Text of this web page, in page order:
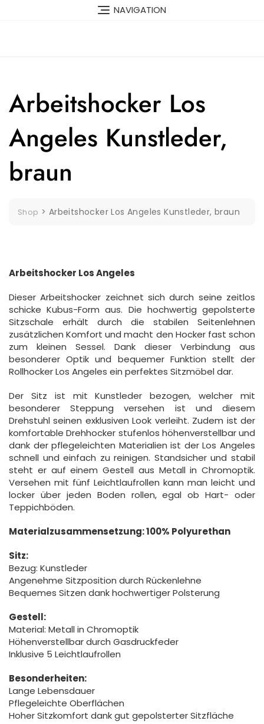
NAVIGATION
Arbeitshocker Los
Angeles Kunstleder,
braun
Shop > Arbeitshocker Los Angeles Kunstleder, braun
Arbeitshocker Los Angeles
Dieser Arbeitshocker zeichnet sich durch seine zeitlos
schicke Kubus-Form aus. Die hochwertig gepolsterte
Sitzschale erhält durch die stabilen Seitenlehnen
zusätzlichen Komfort und macht den Hocker fast schon
zum kleinen Sessel. Dank dieser Verbindung aus
besonderer Optik und bequemer Funktion stellt der
Rollhocker Los Angeles ein perfektes Sitzmöbel dar.
Der Sitz ist mit Kunstleder bezogen, welcher mit
besonderer Steppung versehen ist und diesem
Drehstuhl seinen exklusiven Look verleiht. Zudem ist der
komfortable Drehhocker stufenlos höhenverstellbar und
dank der pflegeleichten Materialien ist der Los Angeles
schnell und einfach zu reinigen. Standsicher und stabil
steht er auf einem Gestell aus Metall in Chromoptik.
Versehen mit fünf Leichtlaufrollen kann man leicht und
locker über jeden Boden rollen, egal ob Hart- oder
Teppichböden.
Materialzusammensetzung: 100% Polyurethan
Sitz:
Bezug: Kunstleder
Angenehme Sitzposition durch Rückenlehne
Bequemes Sitzen dank hochwertiger Polsterung
Gestell:
Material: Metall in Chromoptik
Höhenverstellbar durch Gasdruckfeder
Inklusive 5 Leichtlaufrollen
Besonderheiten:
Lange Lebensdauer
Pflegeleichte Oberflächen
Hoher Sitzkomfort dank gut gepolsterter Sitzfläche